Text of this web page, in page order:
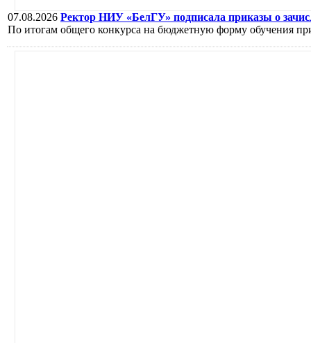
07.08.2026 Ректор НИУ «БелГУ» подписала приказы о
По итогам общего конкурса на бюджетную форму обучения